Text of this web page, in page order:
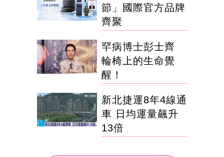
節」國際官方品牌
齊聚
罕病博士彭士齊
輪椅上的生命覺
醒！
新北捷運8年4線通
車 日均運量飆升
13倍